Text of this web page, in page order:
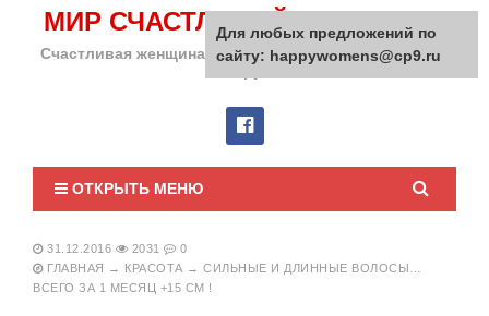
МИР СЧАСТЛИВОЙ ЖЕНЩИНЫ
Счастливая женщина сделает счастливым весь мир
ОТКРЫТЬ МЕНЮ
31.12.2016 2031
0
ГЛАВНАЯ → КРАСОТА → СИЛЬНЫЕ И ДЛИННЫЕ ВОЛОСЫ…
ВСЕГО ЗА 1 МЕСЯЦ +15 СМ !
Для любых предложений по
сайту: happywomens@cp9.ru